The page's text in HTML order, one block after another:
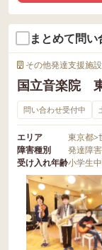
まとめて問
その他発達支援施設
国立音楽院
問い合わせ受付中
エリア 東京都>
障害種別
発達障害
受け入れ年齢小学生